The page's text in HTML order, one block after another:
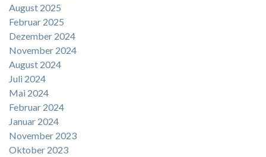
August 2025
Februar 2025
Dezember 2024
November 2024
August 2024
Juli 2024
Mai 2024
Februar 2024
Januar 2024
November 2023
Oktober 2023